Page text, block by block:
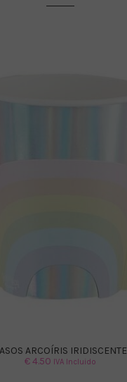
ARCOÍRIS IRIDISCENTE
€4.50 IVA Incluido